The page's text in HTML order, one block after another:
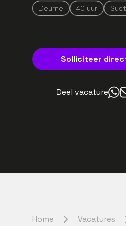
Deurne 40 uur
Solliciteer
Deel vacature
Home Vacatures